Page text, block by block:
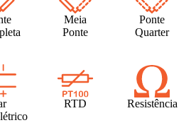
Meia
Ponte
Ponte
Quarter
RTD Resistência